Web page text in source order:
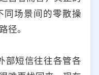
同场景间的零散操
径。
部短信往往各管各